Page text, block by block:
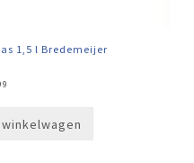
1,5 l Bredemeijer